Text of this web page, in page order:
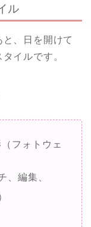
ル
、日を開けて
イルです。
フォトウェ
、編集、